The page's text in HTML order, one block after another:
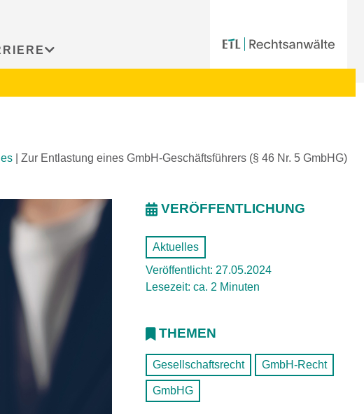
Zur Entlastung eines GmbH-Geschäftsführers (§ 46 Nr. 5 GmbHG)
VERÖFFENTLICHUNG
Aktuelles
Veröffentlicht: 27.05.2024
Lesezeit: ca. 2 Minuten
THEMEN
Gesellschaftsrecht GmbH-Recht
GmbHG